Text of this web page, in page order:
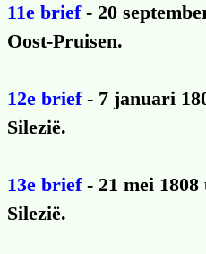
11e brief- 20
Oost-Pruisen.
12e brief- 7 januari
Silezië.
13e brief- 21 mei
Silezië.